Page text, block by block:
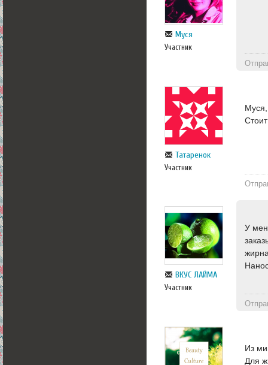
Муся
Участник
Татаренок
Участник
ВКУС ЛАЙМА
Участник
У
Из
Для